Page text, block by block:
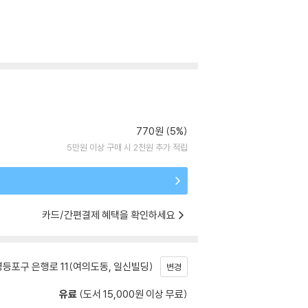
770원 (5%)
5만원 이상 구매 시 2천원 추가 적립
카드/간편결제 혜택을 확인하세요
포구 은행로 11(여의도동, 일신빌딩) 변경
유료 (도서 15,000원 이상 무료)